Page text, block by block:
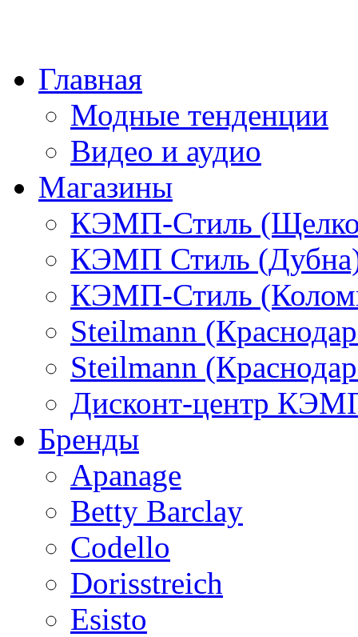
Главная
Модные тенденции
Видео и аудио
Магазины
КЭМП-Стиль
КЭМП Стиль
КЭМП-Стиль
Steilmann
Steilmann
Дисконт-центр
Бренды
Apanage
Betty Barclay
Codello
Dorisstreich
Esisto